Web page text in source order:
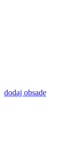
dodaj obsadę